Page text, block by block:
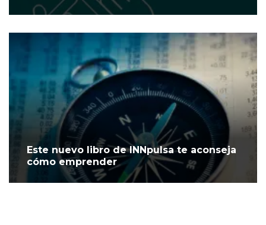
Este nuevo libro de INNpulsa te aconseja
cómo emprender